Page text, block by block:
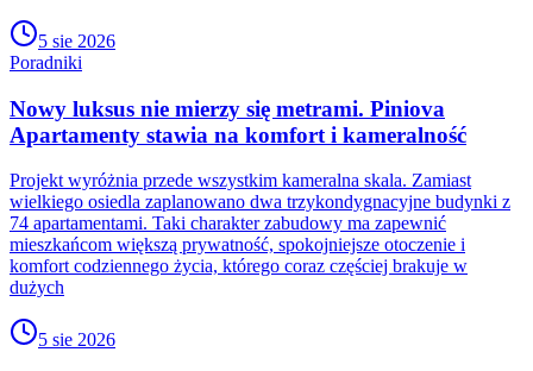
5 sie 2026
Poradniki
Nowy luksus nie mierzy się metrami. Piniova
Apartamenty stawia na komfort i kameralność
Projekt wyróżnia przede wszystkim kameralna skala. Zamiast
wielkiego osiedla zaplanowano dwa trzykondygnacyjne budynki z
74 apartamentami. Taki charakter zabudowy ma zapewnić
mieszkańcom większą prywatność, spokojniejsze otoczenie i
komfort codziennego życia, którego coraz częściej brakuje w
dużych
5 sie 2026